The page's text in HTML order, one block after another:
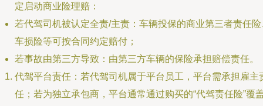
定启动商业险理赔：
若代驾司机被认定全责/主责：车辆投保的商业第三者责任险
车损险等可按合同约定赔付；
若事故由第三方导致：由第三方车辆的保险承担赔偿责任。
代驾平台责任：若代驾司机属于平台员工，平台需承担雇主
任；若为独立承包商，平台通常通过购买的“代驾责任险”覆